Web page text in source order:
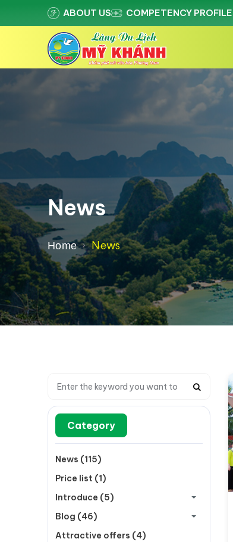
ABOUT US COMPETENCY PROFILE
News
Home News
Category
News (115)
Price list (1)
Introduce (5)
Blog (46)
Attractive offers (4)